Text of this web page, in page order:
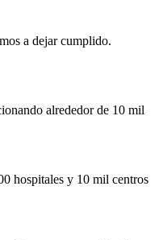
a dejar cumplido.
alrededor de 10 mil
hospitales y 10 mil centros